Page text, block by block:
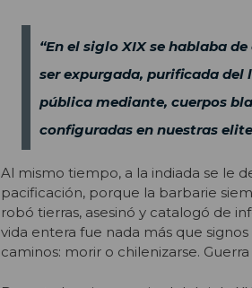
“En el siglo XIX se hablaba
ser expurgada, purificada
pública mediante, cuerpos
configuradas en nuestras
Al mismo tiempo, a la indiada se le
pacificación, porque la barbarie
robó tierras, asesinó y catalogó de
vida entera fue nada más que
caminos: morir o chilenizarse.